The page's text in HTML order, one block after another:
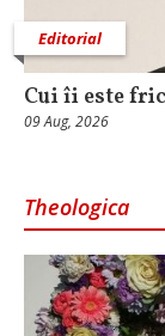
Editorial
Cui îi este
09 Aug, 2026
Theologica